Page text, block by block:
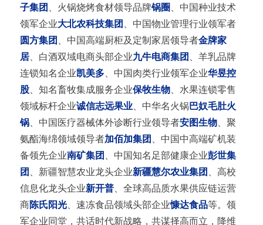
子集团 、火锅烧烤食材领导品牌锅圈、中国种业技术
领军企业大北农科技集团 、中国物业管理行业领军者
圆方集团 、中国高端厨柜及定制家居领导者金牌家
居、白酒双域电商头部企业九牛电商集团 、羊乳品牌
连锁知名企业凯美多、中国肉类行业领军企业华昱控
股、知名畜牧集成服务企业保牧生物、水果连锁零售
领域标杆企业诚信志远果业、中华名火锅巴奴毛肚火
锅、中国医疗器械体外诊断行业领导者安图生物、聚
氨酯海绵领域领导者加佰加集团 、中国中高端矿机装
备领先企业南矿集团 、中国知名足部健康企业彭世集
团 、新疆智慧农业龙头企业新疆慧尔农业集团 、高校
信息化龙头企业新开普、全球高品质水果供应链运营
商陈氏阳光、速冻食品领域头部企业慷达食品等。领
军企业同堂，共话时代新战略，共谋择高而立，降维